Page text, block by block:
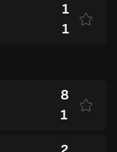
1
1
8
1